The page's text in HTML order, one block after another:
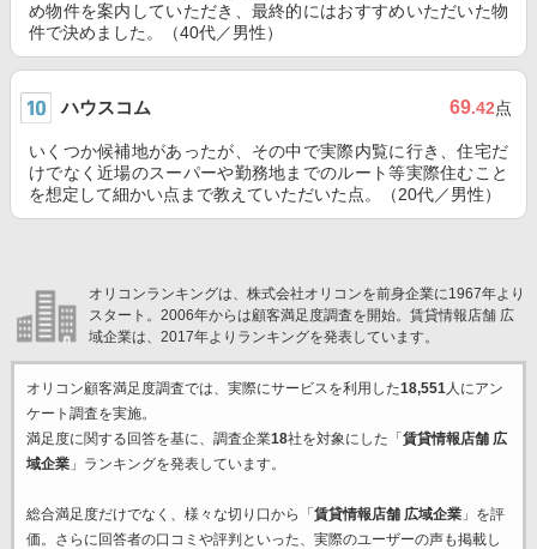
め物件を案内していただき、最終的にはおすすめいただいた物
件で決めました。（40代／男性）
ハウスコム 69.42点
いくつか候補地があったが、その中で実際内覧に行き、住宅だ
けでなく近場のスーパーや勤務地までのルート等実際住むこと
を想定して細かい点まで教えていただいた点。（20代／男性）
オリコンランキングは、株式会社オリコンを前身企業に1967年より
スタート。2006年からは顧客満足度調査を開始。賃貸情報店舗 広
域企業は、2017年よりランキングを発表しています。
オリコン顧客満足度調査では、実際にサービスを利用した18,551人にアン
ケート調査を実施。
満足度に関する回答を基に、調査企業18社を対象にした「 賃貸情報店舗 広
域企業」ランキングを発表しています。
総合満足度だけでなく、様々な切り口から「 賃貸情報店舗 広域企業」を評
価。さらに回答者の口コミや評判といった、実際のユーザーの声も掲載し